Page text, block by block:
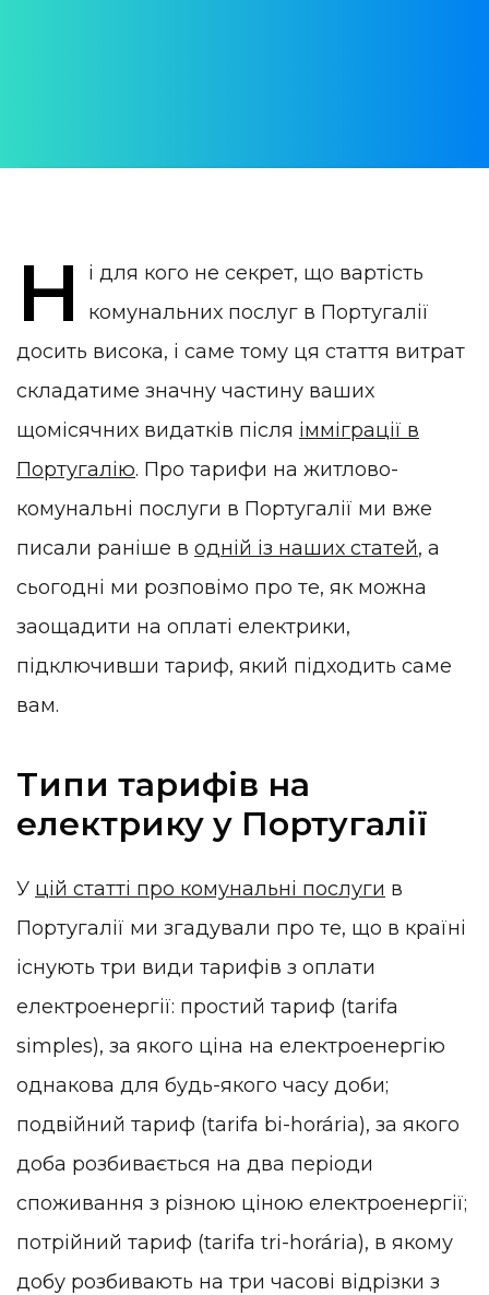
Н
і для кого не секрет, що вартість
комунальних послуг в Португалії
досить висока, і саме тому ця стаття витрат
складатиме значну частину ваших
щомісячних видатків після імміграції в
Португалію. Про тарифи на житлово-
комунальні послуги в Португалії ми вже
писали раніше в одній із наших статей, а
сьогодні ми розповімо про те, як можна
заощадити на оплаті електрики,
підключивши тариф, який підходить саме
вам.
Типи тарифів на
електрику у Португалії
У цій статті про комунальні послуги в
Португалії ми згадували про те, що в країні
існують три види тарифів з оплати
електроенергії: простий тариф (tarifa
simples), за якого ціна на електроенергію
однакова для будь-якого часу доби;
подвійний тариф (tarifa bi-horária), за якого
доба розбивається на два періоди
споживання з різною ціною електроенергії;
потрійний тариф (tarifa tri-horária), в якому
добу розбивають на три часові відрізки з